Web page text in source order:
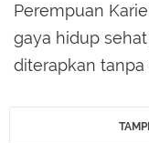
Perempuan
gaya hidup
diterapkan